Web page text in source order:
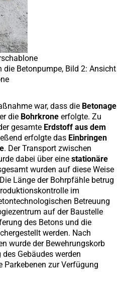
die Betonpumpe, Bild 2: Ansicht
war, dass die Betonage
die Bohrkrone erfolgte. Zu
gesamte Erdstoff aus dem
erfolgte das Einbringen
. Der Transport zwischen
dabei über eine stationäre
wurden auf diese Weise
Länge der Bohrpfähle betrug
im
Betreuung
auf der Baustelle
des Betons und die
werden. Nach
wurde der Bewehrungskorb
Gebäudes werden
zur Verfügung